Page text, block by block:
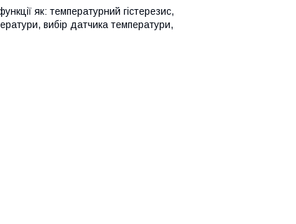
як: температурний гістерезис,
вибір датчика температури,